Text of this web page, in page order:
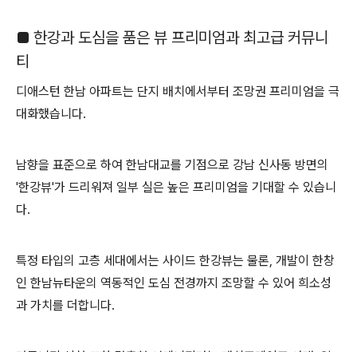
■ 한강과 도심을 품은 뷰 프리미엄과 최고급 커뮤니
티
디애스턴 한남 아파트는 단지 배치에서부터 조망권 프리미엄을 극
대화했습니다.
남향을 표준으로 하여 한남대교를 기점으로 강남 신사동 방면의
'한강뷰'가 드리워져 일부 실은 높은 프리미엄을 기대할 수 있습니
다.
특정 타입의 고층 세대에서는 사이드 한강뷰는 물론, 개발이 한창
인 한남뉴타운의 역동적인 도심 전경까지 조망할 수 있어 희소성
과 가치를 더합니다.